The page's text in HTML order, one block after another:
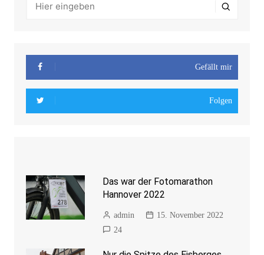
Gefällt mir
Folgen
Das war der Fotomarathon
Hannover 2022
admin
15. November 2022
24